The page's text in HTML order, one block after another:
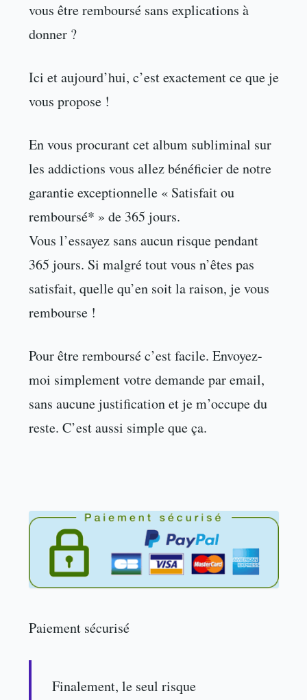
vous être remboursé sans explications à
donner ?
Ici et aujourd’hui, c’est exactement ce que je
vous propose !
En vous procurant cet album subliminal sur
les addictions vous allez bénéficier de notre
garantie exceptionnelle « Satisfait ou
remboursé* » de 365 jours.
Vous l’essayez sans aucun risque pendant
365 jours. Si malgré tout vous n’êtes pas
satisfait, quelle qu’en soit la raison, je vous
rembourse !
Pour être remboursé c’est facile. Envoyez-
moi simplement votre demande par email,
sans aucune justification et je m’occupe du
reste. C’est aussi simple que ça.
Paiement sécurisé
Finalement, le seul risque